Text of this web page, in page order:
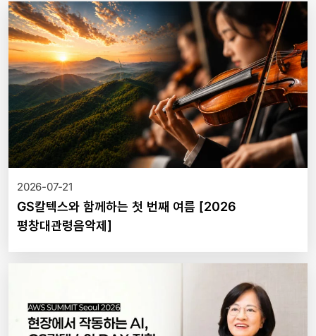
2026-07-21
GS칼텍스와 함께하는 첫 번째 여름 [2026
평창대관령음악제]